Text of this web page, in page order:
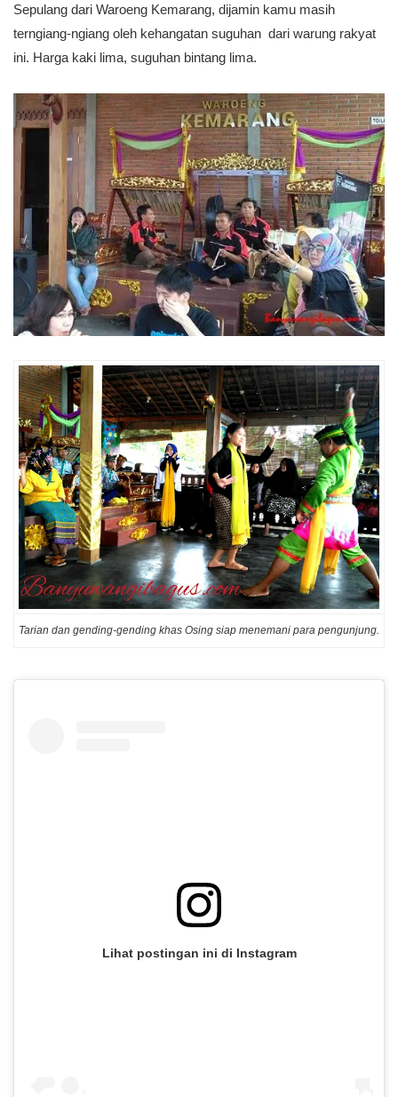
Sepulang dari Waroeng Kemarang, dijamin kamu masih
terngiang-ngiang oleh kehangatan suguhan dari warung rakyat
ini. Harga kaki lima, suguhan bintang lima.
Tarian dan gending-gending khas Osing siap menemani para pengunjung.
Lihat postingan ini di Instagram